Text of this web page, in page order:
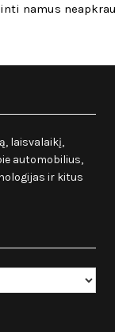
namus
laisvalaikį,
automobilius,
ir kitus